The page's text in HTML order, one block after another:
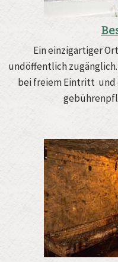
Ein einzigartiger
undöffentlich
bei freiem Eintritt und